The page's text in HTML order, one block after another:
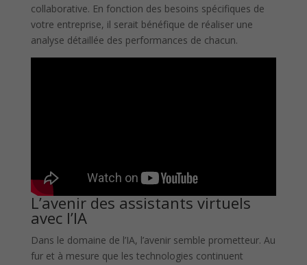
collaborative. En fonction des besoins spécifiques de
votre entreprise, il serait bénéfique de réaliser une
analyse détaillée des performances de chacun.
L’avenir des assistants virtuels
avec l’IA
Dans le domaine de l’IA, l’avenir semble prometteur. Au
fur et à mesure que les technologies continuent